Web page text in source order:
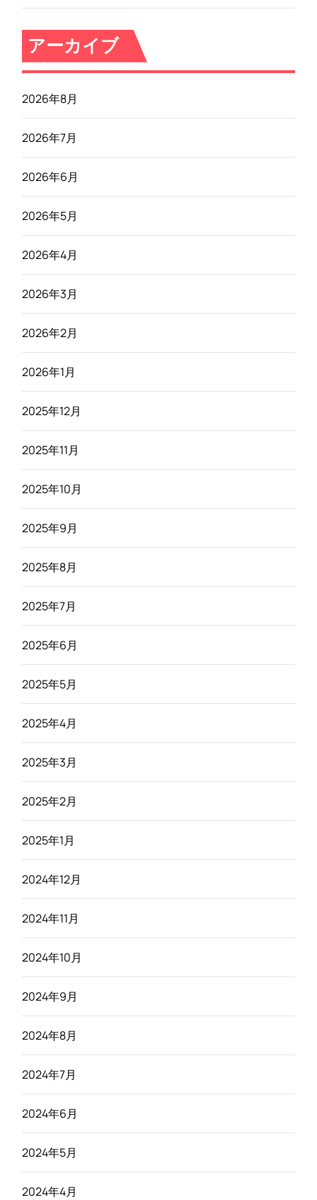
アーカイブ
2026年8月
2026年7月
2026年6月
2026年5月
2026年4月
2026年3月
2026年2月
2026年1月
2025年12月
2025年11月
2025年10月
2025年9月
2025年8月
2025年7月
2025年6月
2025年5月
2025年4月
2025年3月
2025年2月
2025年1月
2024年12月
2024年11月
2024年10月
2024年9月
2024年8月
2024年7月
2024年6月
2024年5月
2024年4月